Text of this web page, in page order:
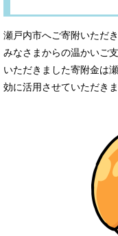
瀬戸内市へご寄附いただ
みなさまからの温かいご
いただきました寄附金は
効に活用させていただきま